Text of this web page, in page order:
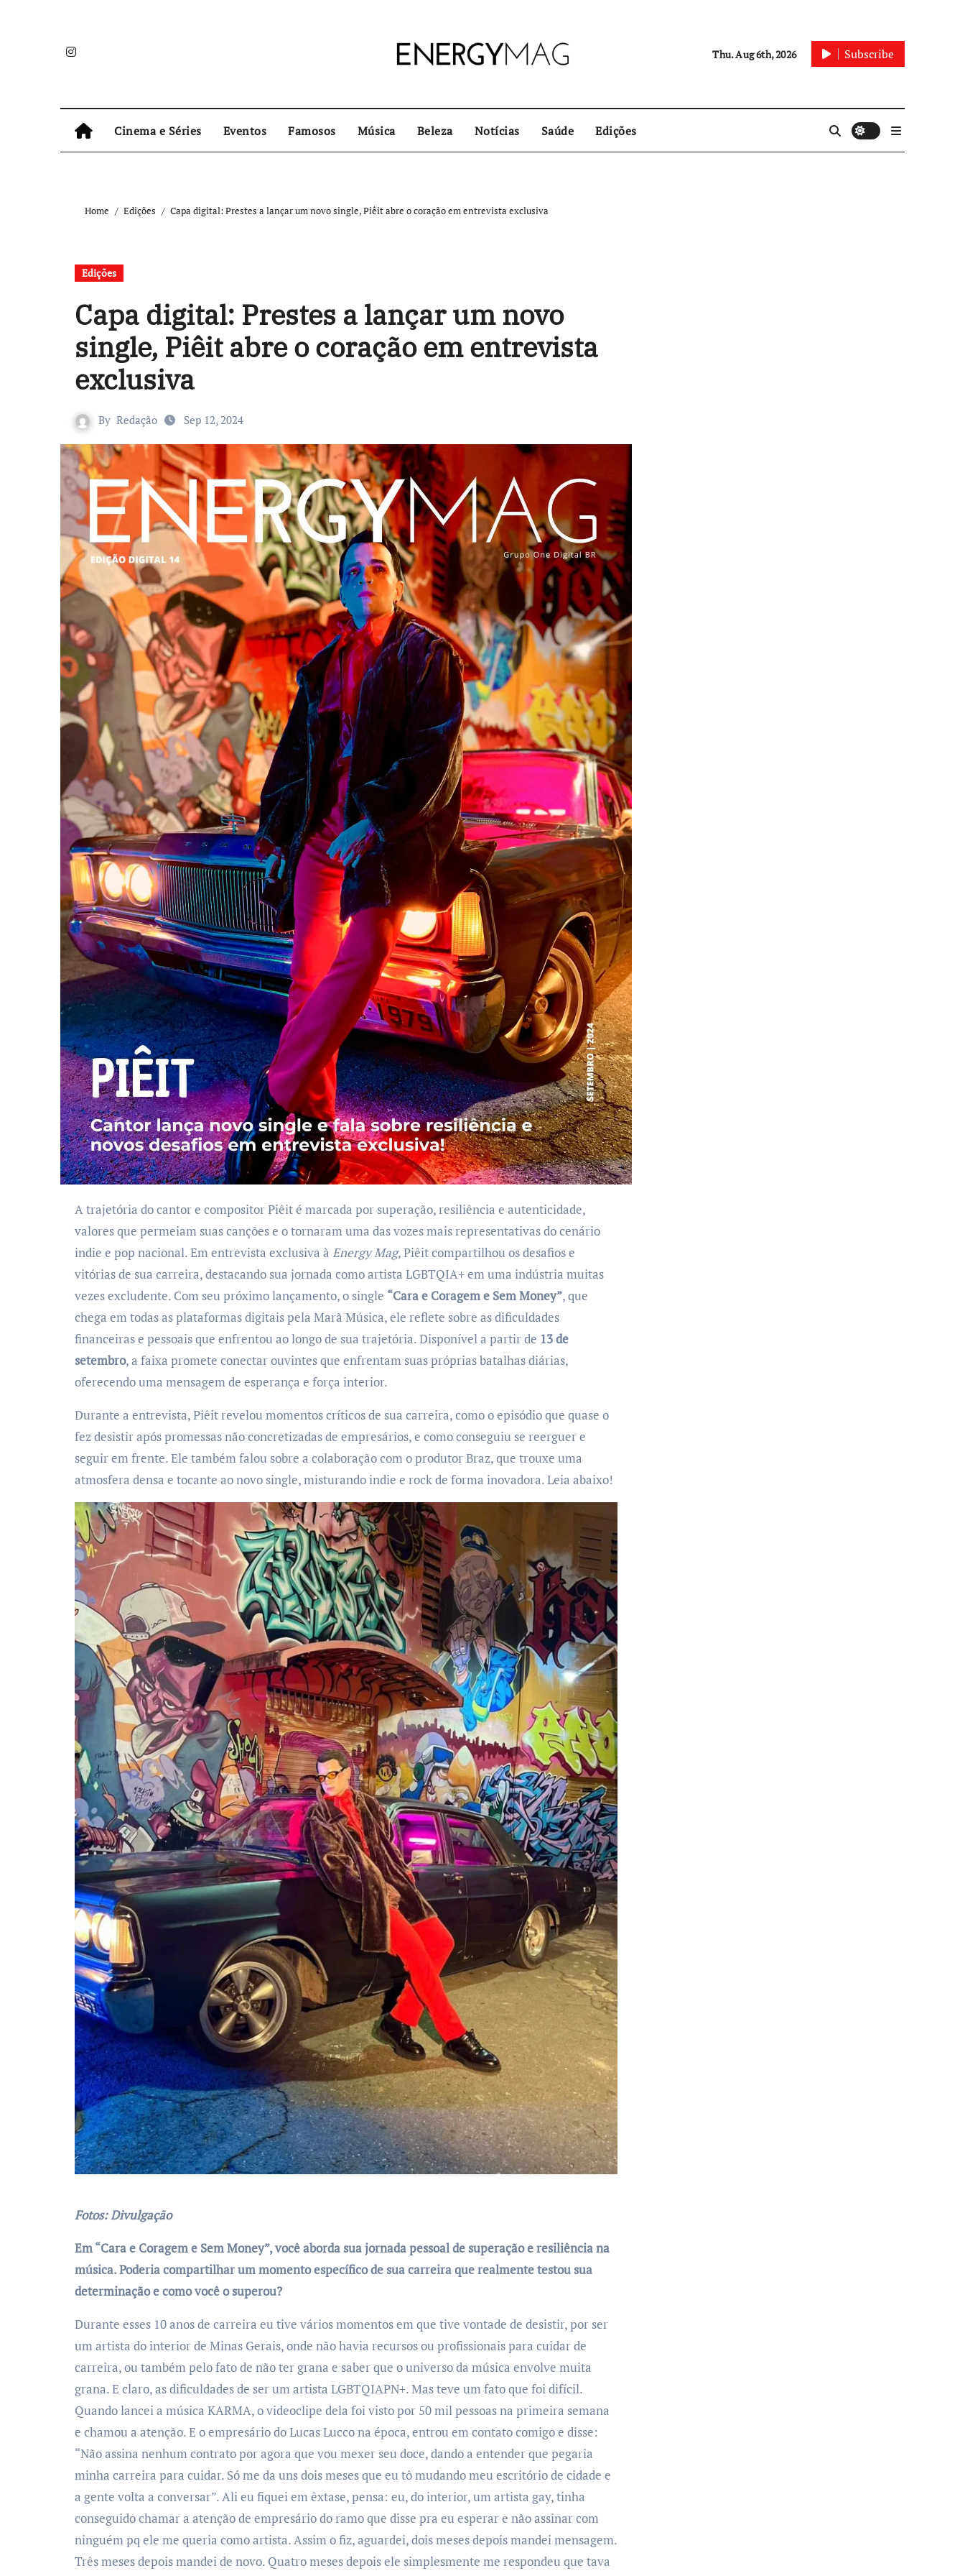
Thu. Aug 6th, 2026 Subscribe
Cinema e Séries Eventos Famosos Música Beleza Notícias Saúde Edições
Home Edições Capa digital: Prestes a lançar um novo single, Piêit abre o coração em entrevista exclusiva
Edições
Capa digital: Prestes a lançar um novo
single, Piêit abre o coração em entrevista
exclusiva
By Redação Sep 12, 2024
A trajetória do cantor e compositor Piêit é marcada por superação, resiliência e autenticidade,
valores que permeiam suas canções e o tornaram uma das vozes mais representativas do cenário
indie e pop nacional. Em entrevista exclusiva à Energy Mag, Piêit compartilhou os desafios e
vitórias de sua carreira, destacando sua jornada como artista LGBTQIA+ em uma indústria muitas
vezes excludente. Com seu próximo lançamento, o single “Cara e Coragem e Sem Money”, que
chega em todas as plataformas digitais pela Marã Música, ele reflete sobre as dificuldades
financeiras e pessoais que enfrentou ao longo de sua trajetória. Disponível a partir de 13 de
setembro, a faixa promete conectar ouvintes que enfrentam suas próprias batalhas diárias,
oferecendo uma mensagem de esperança e força interior.
Durante a entrevista, Piêit revelou momentos críticos de sua carreira, como o episódio que quase o
fez desistir após promessas não concretizadas de empresários, e como conseguiu se reerguer e
seguir em frente. Ele também falou sobre a colaboração com o produtor Braz, que trouxe uma
atmosfera densa e tocante ao novo single, misturando indie e rock de forma inovadora. Leia abaixo!
Fotos: Divulgação
Em “Cara e Coragem e Sem Money”, você aborda sua jornada pessoal de superação e resiliência na
música. Poderia compartilhar um momento específico de sua carreira que realmente testou sua
determinação e como você o superou?
Durante esses 10 anos de carreira eu tive vários momentos em que tive vontade de desistir, por ser
um artista do interior de Minas Gerais, onde não havia recursos ou profissionais para cuidar de
carreira, ou também pelo fato de não ter grana e saber que o universo da música envolve muita
grana. E claro, as dificuldades de ser um artista LGBTQIAPN+. Mas teve um fato que foi difícil.
Quando lancei a música KARMA, o videoclipe dela foi visto por 50 mil pessoas na primeira semana
e chamou a atenção. E o empresário do Lucas Lucco na época, entrou em contato comigo e disse:
“Não assina nenhum contrato por agora que vou mexer seu doce, dando a entender que pegaria
minha carreira para cuidar. Só me da uns dois meses que eu tô mudando meu escritório de cidade e
a gente volta a conversar”. Ali eu fiquei em êxtase, pensa: eu, do interior, um artista gay, tinha
conseguido chamar a atenção de empresário do ramo que disse pra eu esperar e não assinar com
ninguém pq ele me queria como artista. Assim o fiz, aguardei, dois meses depois mandei mensagem.
Três meses depois mandei de novo. Quatro meses depois ele simplesmente me respondeu que tava